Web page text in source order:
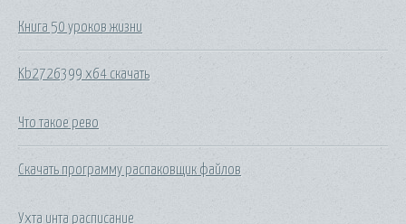
Книга 50 уроков жизни
Kb2726399 x64 скачать
Что такое рево
Скачать программу распаковщик файлов
Ухта инта расписание